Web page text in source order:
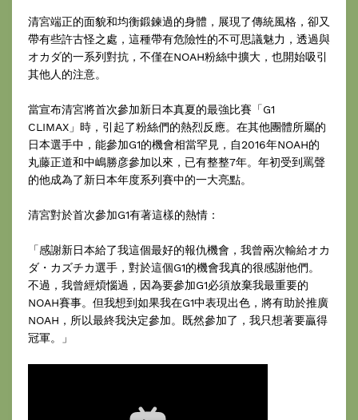
清宮端正的面貌和均衡鍛鍊過的身體，展現了傳統風格，卻又
帶有些許古怪之處，這種帶有危險性的不可思議魅力，透過與
オカダ的一系列對抗，不僅在NOAH粉絲中擴大，也開始吸引
其他人的注意。
當宣布清宮將首次參加新日本真夏的最強比賽「G1
CLIMAX」時，引起了粉絲們的熱烈反應。在其他團體所屬的
日本選手中，能參加G1的機會相當罕見，自2016年NOAH的
丸藤正道和中嶋勝彦參加以來，已有整整7年。年初受到罵聲
的他成為了新日本年度系列賽中的一大亮點。
清宮對於首次參加G1有著這樣的熱情：
「感謝新日本給了我這個最好的報仇機會，我曾兩次輸給オカ
ダ・カズチカ選手，對於這個G1的機會我真的很感謝他們。
不過，我曾經煩惱過，因為要參加G1必須放棄我最重要的
NOAH賽事。但我想到如果我在G1中表現出色，將有助於推廣
NOAH，所以最終我決定參加。既然參加了，我只想著要贏得
冠軍。」